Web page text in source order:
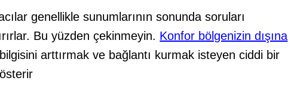
genellikle sunumlarının sonunda soruları
Bu yüzden çekinmeyin. Konfor bölgenizin dışına
arttırmak ve bağlantı kurmak isteyen ciddi bir